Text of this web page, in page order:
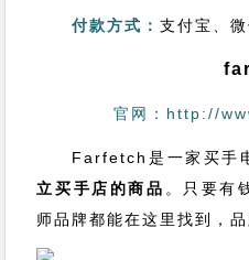
付款方式：支付宝、微
官网：http://
Farfetch是一家买手
立买手店的商品 。只要有
师品牌都能在这里找到，